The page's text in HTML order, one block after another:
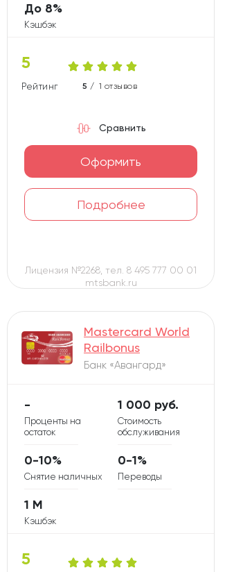
5
Рейтинг карты5 / 1 отзывов
Кэшбэк
До 8%
Оформить
Подробнее
Сравнить
Лицензия №2268, тел. 8 495 777 00 01
mtsbank.ru
Mastercard World
Railbonus
Банк «Авангард»
5
Проценты на
остаток
-
Стоимость
обслуживания
1 000 руб.
Снятие наличных
0-10%
Переводы
0-1%
Кэшбэк
1 М